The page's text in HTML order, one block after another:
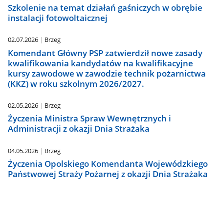
Szkolenie na temat działań gaśniczych w obrębie
instalacji fotowoltaicznej
02.07.2026 Brzeg
Komendant Główny PSP zatwierdził nowe zasady
kwalifikowania kandydatów na kwalifikacyjne
kursy zawodowe w zawodzie technik pożarnictwa
(KKZ) w roku szkolnym 2026/2027.
02.05.2026 Brzeg
Życzenia Ministra Spraw Wewnętrznych i
Administracji z okazji Dnia Strażaka
04.05.2026 Brzeg
Życzenia Opolskiego Komendanta Wojewódzkiego
Państwowej Straży Pożarnej z okazji Dnia Strażaka